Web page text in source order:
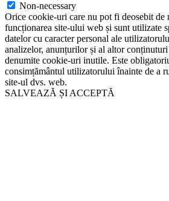
Non-necessary
Orice cookie-uri care nu pot fi deosebit de
funcționarea site-ului web și sunt utilizate
datelor cu caracter personal ale
analizelor, anunțurilor și al altor
denumite cookie-uri inutile. Este
consimțământul utilizatorului înainte de a
site-ul dvs. web.
SALVEAZĂ ȘI ACCEPTĂ